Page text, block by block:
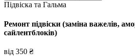
Підвіска та Гальма
Ремонт підвіски (заміна важелів,
сайлентблоків)
від 350 ₴